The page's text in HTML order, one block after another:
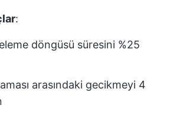
:
döngüsü süresini %25
arasındaki gecikmeyi 4